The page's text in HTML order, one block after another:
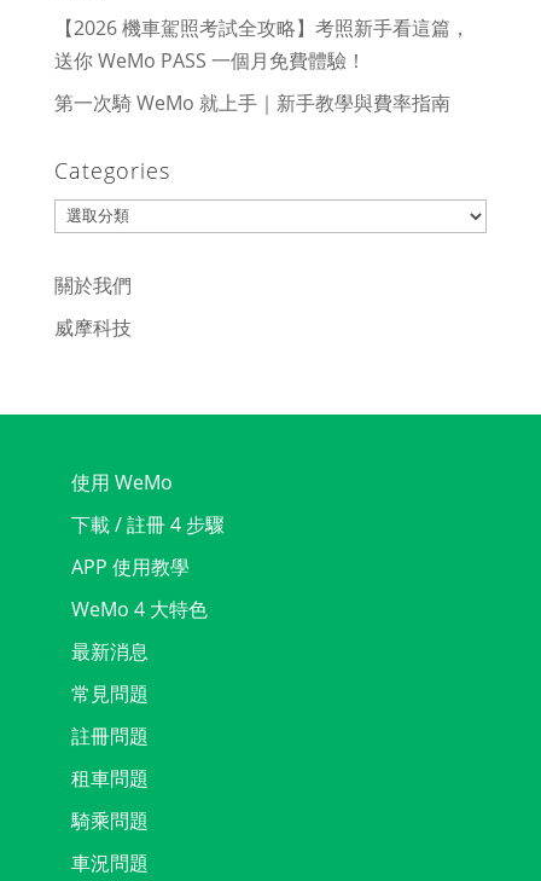
【2026 機車駕照考試全攻略】考照新手看這篇，
送你 WeMo PASS 一個月免費體驗！
第一次騎 WeMo 就上手｜新手教學與費率指南
Categories
Categories
關於我們
威摩科技
使用 WeMo
下載 / 註冊 4 步驟
APP 使用教學
WeMo 4 大特色
最新消息
常見問題
註冊問題
租車問題
騎乘問題
車況問題